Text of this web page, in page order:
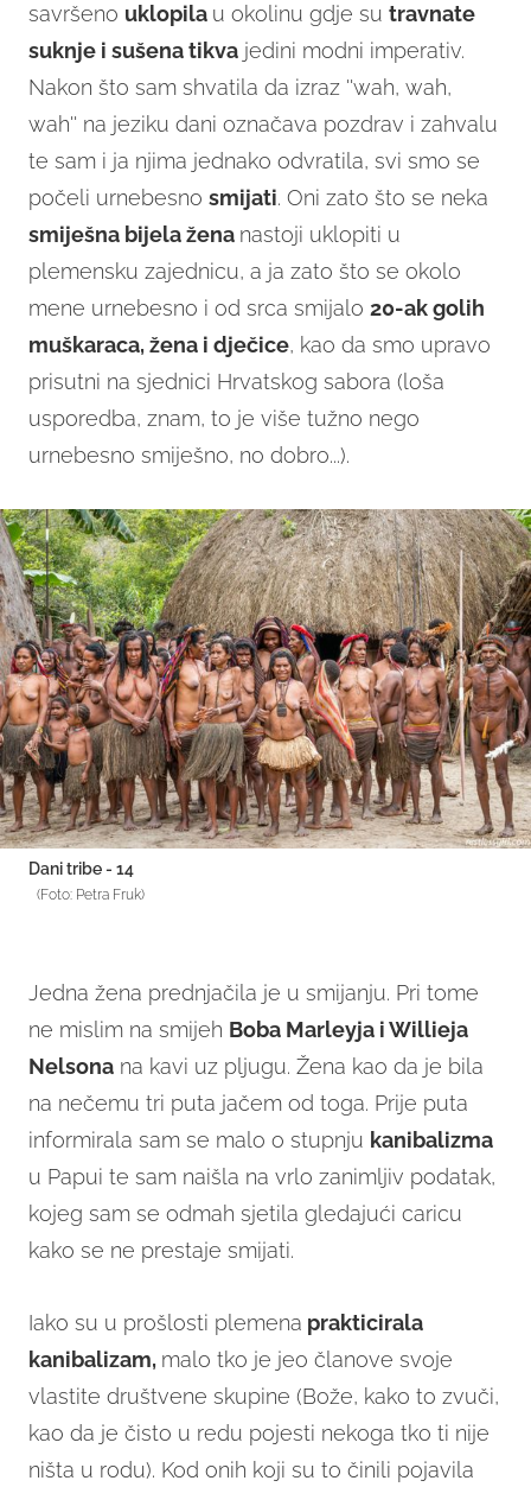
savršeno uklopila u okolinu gdje su travnate
suknje i sušena tikva jedini modni imperativ.
Nakon što sam shvatila da izraz ''wah, wah,
wah'' na jeziku dani označava pozdrav i zahvalu
te sam i ja njima jednako odvratila, svi smo se
počeli urnebesno smijati. Oni zato što se neka
smiješna bijela žena nastoji uklopiti u
plemensku zajednicu, a ja zato što se okolo
mene urnebesno i od srca smijalo 20-ak golih
muškaraca, žena i dječice, kao da smo upravo
prisutni na sjednici Hrvatskog sabora (loša
usporedba, znam, to je više tužno nego
urnebesno smiješno, no dobro...).
Dani tribe - 14
(Foto: Petra Fruk)
Jedna žena prednjačila je u smijanju. Pri tome
ne mislim na smijeh Boba Marleyja i Willieja
Nelsona na kavi uz pljugu. Žena kao da je bila
na nečemu tri puta jačem od toga. Prije puta
informirala sam se malo o stupnju kanibalizma
u Papui te sam naišla na vrlo zanimljiv podatak,
kojeg sam se odmah sjetila gledajući caricu
kako se ne prestaje smijati.
Iako su u prošlosti plemena prakticirala
kanibalizam, malo tko je jeo članove svoje
vlastite društvene skupine (Bože, kako to zvuči,
kao da je čisto u redu pojesti nekoga tko ti nije
ništa u rodu). Kod onih koji su to činili pojavila